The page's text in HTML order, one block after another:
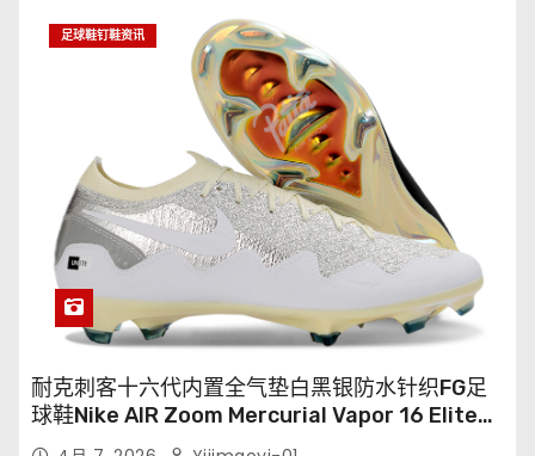
足球鞋钉鞋资讯
耐克刺客十六代内置全气垫白黑银防水针织FG足
球鞋Nike AIR Zoom Mercurial Vapor 16 Elite
XXV FG35-45